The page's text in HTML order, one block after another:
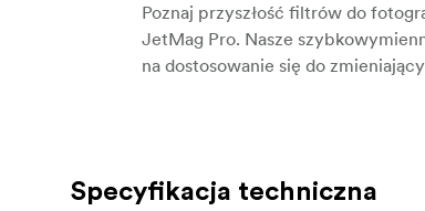
Poznaj przyszłość filtrów do
JetMag Pro. Nasze szybko
na dostosowanie się do
System ten eliminuje frustrację
Specyfikacja techniczna